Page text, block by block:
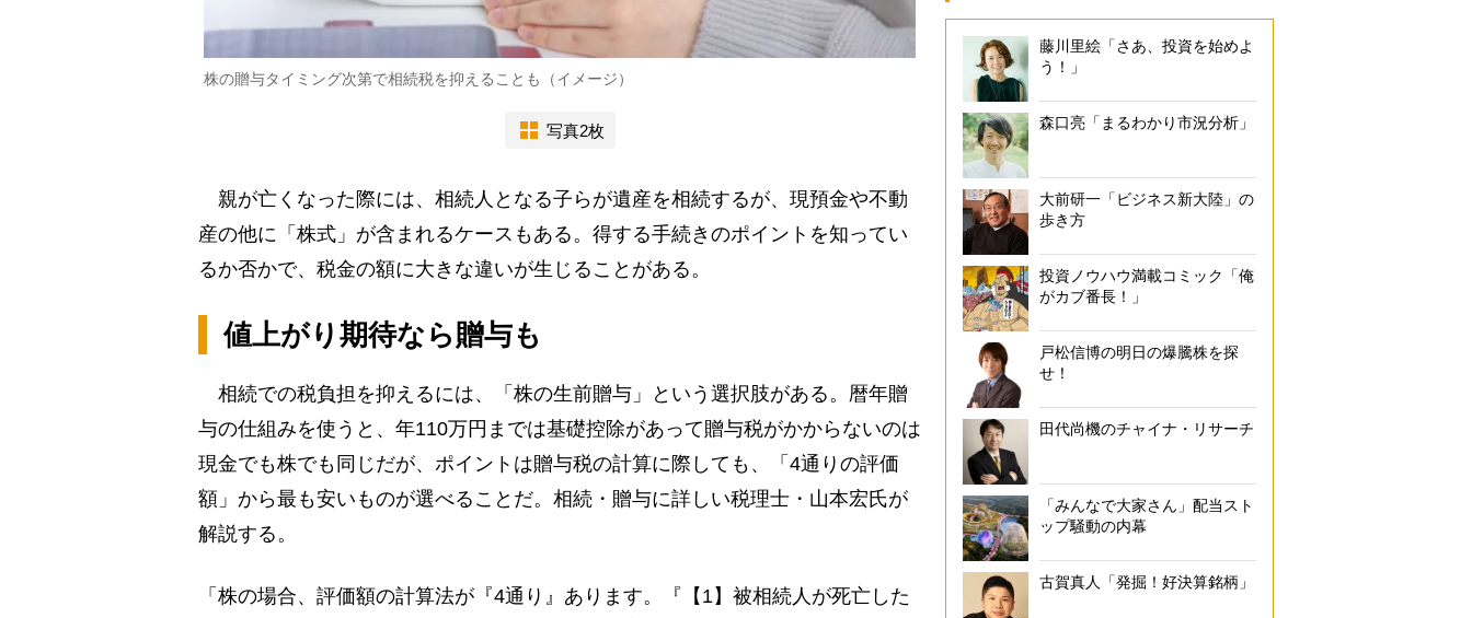
株の贈与タイミング次第で相続税を抑えることも（イメージ）
写真2枚
親が亡くなった際には、相続人となる子らが遺産を相続するが、現預金や不動
産の他に「株式」が含まれるケースもある。得する手続きのポイントを知ってい
るか否かで、税金の額に大きな違いが生じることがある。
値上がり期待なら贈与も
相続での税負担を抑えるには、「株の生前贈与」という選択肢がある。暦年贈
与の仕組みを使うと、年110万円までは基礎控除があって贈与税がかからないのは
現金でも株でも同じだが、ポイントは贈与税の計算に際しても、「4通りの評価
額」から最も安いものが選べることだ。相続・贈与に詳しい税理士・山本宏氏が
解説する。
「株の場合、評価額の計算法が『4通り』あります。『【1】被相続人が死亡した
藤川里絵「さあ、投資を始めよ
う！」
森口亮「まるわかり市況分析」
大前研一「ビジネス新大陸」の
歩き方
投資ノウハウ満載コミック「俺
がカブ番長！」
戸松信博の明日の爆騰株を探
せ！
田代尚機のチャイナ・リサーチ
「みんなで大家さん」配当スト
ップ騒動の内幕
古賀真人「発掘！好決算銘柄」